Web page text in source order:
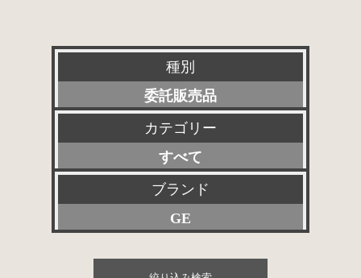
種別
委託販売品
新品
特選アクセサリー
特価品
その他委託販売品
カテゴリー
すべて
プリアンプ
パワーアンプ
プリメインアンプ
ブランド
GE